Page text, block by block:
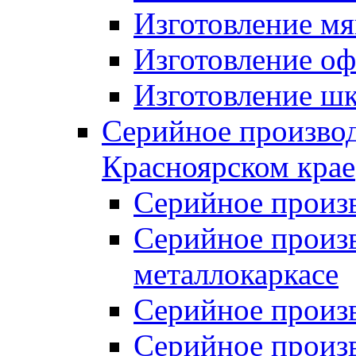
Изготовление
Изготовление
Изготовление
Серийное
Красноярском крае
Серийное
Серийное
металлокаркасе
Серийное
Серийное